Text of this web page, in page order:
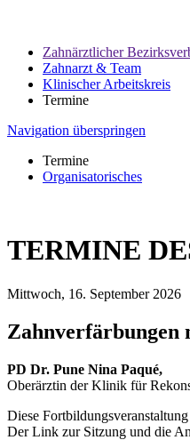
Zahnärztlicher
Zahnarzt & Team
Klinischer Arbeitskreis
Termine
Navigation überspringen
Termine
Organisatorisches
TERMINE
Mittwoch, 16. September 2026
Zahnverfärbungen
PD Dr. Pune Nina Paqué,
Oberärztin der Klinik für
Diese
Der Link zur Sitzung und die